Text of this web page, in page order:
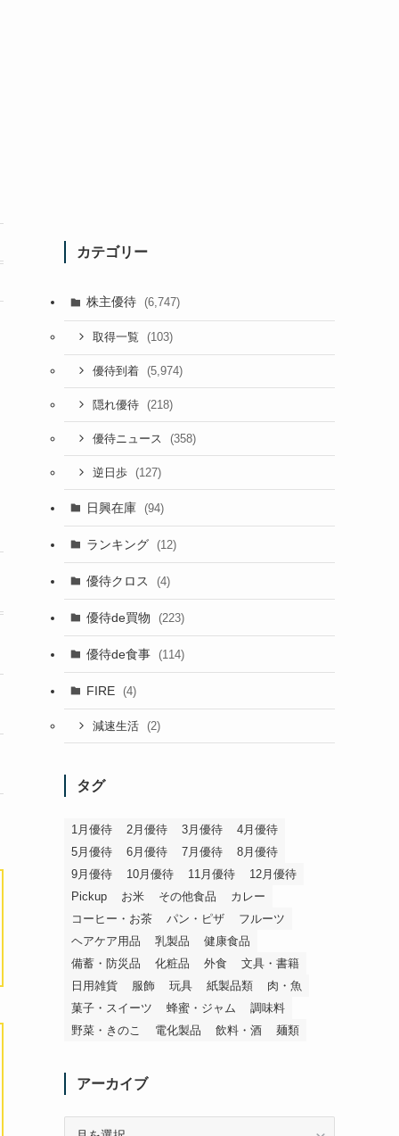
カテゴリー
株主優待 (6,747)
取得一覧 (103)
優待到着 (5,974)
隠れ優待 (218)
優待ニュース (358)
逆日歩 (127)
日興在庫 (94)
ランキング (12)
優待クロス (4)
優待de買物 (223)
優待de食事 (114)
FIRE (4)
減速生活 (2)
タグ
1月優待 2月優待 3月優待
4月優待
5月優待
6月優待 7月優待
8月優待
9月優待
10月優待 11月優待
12月優待
Pickup
お米 その他食品
カレー
コーヒー・お茶
パン・ピザ
フルーツ
ヘアケア用品
乳製品
健康食品
備蓄・防災品
化粧品 外食
文具・書籍
日用雑貨
服飾 玩具 紙製品類
肉・魚
菓子・スイーツ
蜂蜜・ジャム
調味料
野菜・きのこ
電化製品 飲料・酒 麺類
アーカイブ